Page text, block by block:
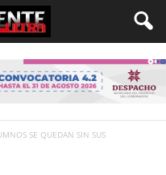
SE QUEDAN SIN SUS